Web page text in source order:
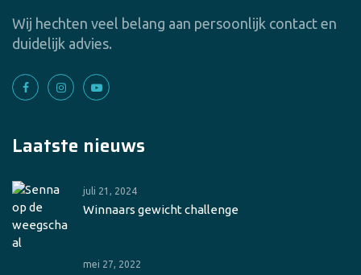
Wij hechten veel belang aan persoonlijk contact en
duidelijk advies.
Laatste nieuws
juli 21, 2024
Winnaars gewicht challenge
mei 27, 2022